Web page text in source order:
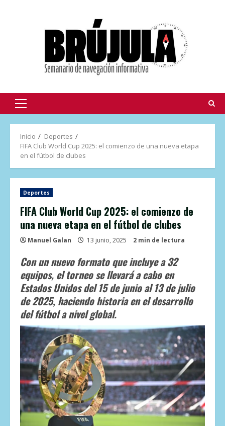
Inicio
Deportes
FIFA Club World Cup 2025: el comienzo de una nueva etapa
en el fútbol de clubes
Deportes
FIFA Club World Cup 2025: el comienzo de
una nueva etapa en el fútbol de clubes
Manuel Galan 13 junio, 2025 2 min de lectura
Con un nuevo formato que incluye a 32
equipos, el torneo se llevará a cabo en
Estados Unidos del 15 de junio al 13 de julio
de 2025, haciendo historia en el desarrollo
del fútbol a nivel global.